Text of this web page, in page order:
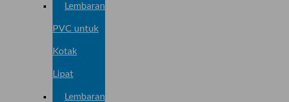
Lembaran
PVC untuk
Kotak
Lipat
Lembaran